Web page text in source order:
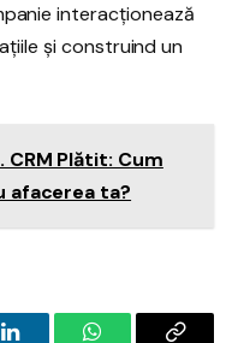
interacționează
și construind un
CRM Plătit: Cum
afacerea ta?